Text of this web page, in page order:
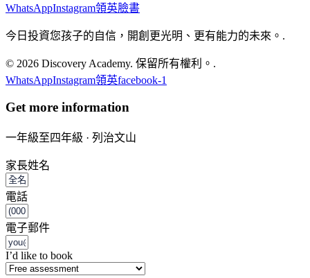
WhatsAppInstagram領英臉書
今日投資您孩子的自信，開創更光明、更有能力的未來。.
© 2026 Discovery Academy. 保留所有權利。.
WhatsAppInstagram領英facebook-1
Get more information
一年級至四年級 · 列治文山
家長姓名
電話
電子郵件
I’d like to book